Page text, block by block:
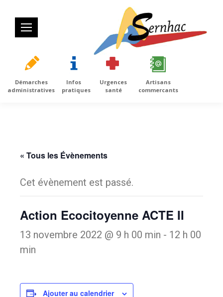
Démarches
administratives
Infos
pratiques
Urgences
santé
Artisans
commercants
« Tous les Évènements
Cet évènement est passé.
Action Ecocitoyenne ACTE II
13 novembre 2022 @ 9 h 00 min - 12 h 00
min
Ajouter au calendrier